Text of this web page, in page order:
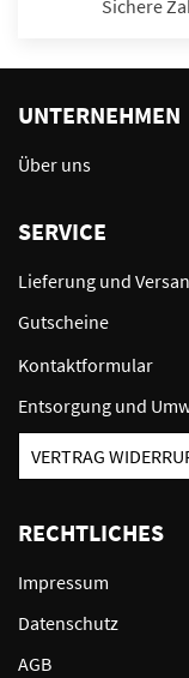
Sichere
UNTERNEHMEN
Über uns
SERVICE
Lieferung und
Gutscheine
Kontaktformular
Entsorgung und
VERTRAG
RECHTLICHES
Impressum
Datenschutz
AGB